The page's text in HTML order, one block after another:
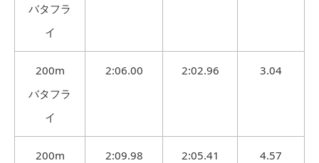
バタフラ
イ
200m
バタフラ
イ
2:06.00 2:02.96 3.04
200m
2:09.98 2:05.41 4.57